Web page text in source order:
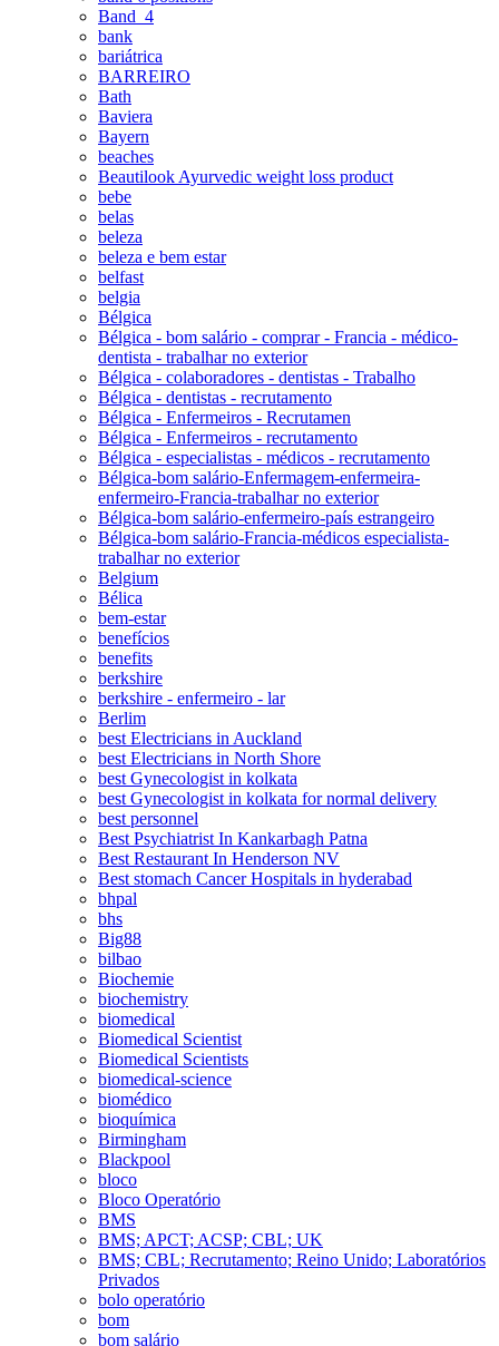
Band_4
bank
bariátrica
BARREIRO
Bath
Baviera
Bayern
beaches
Beautilook Ayurvedic weight loss product
bebe
belas
beleza
beleza e bem estar
belfast
belgia
Bélgica
Bélgica - bom salário - comprar - Francia - médico-
dentista - trabalhar no exterior
Bélgica - colaboradores - dentistas - Trabalho
Bélgica - dentistas - recrutamento
Bélgica - Enfermeiros - Recrutamen
Bélgica - Enfermeiros - recrutamento
Bélgica - especialistas - médicos - recrutamento
Bélgica-bom salário-Enfermagem-enfermeira-
enfermeiro-Francia-trabalhar no exterior
Bélgica-bom salário-enfermeiro-país estrangeiro
Bélgica-bom salário-Francia-médicos especialista-
trabalhar no exterior
Belgium
Bélica
bem-estar
benefícios
benefits
berkshire
berkshire - enfermeiro - lar
Berlim
best Electricians in Auckland
best Electricians in North Shore
best Gynecologist in kolkata
best Gynecologist in kolkata for normal delivery
best personnel
Best Psychiatrist In Kankarbagh Patna
Best Restaurant In Henderson NV
Best stomach Cancer Hospitals in hyderabad
bhpal
bhs
Big88
bilbao
Biochemie
biochemistry
biomedical
Biomedical Scientist
Biomedical Scientists
biomedical-science
biomédico
bioquímica
Birmingham
Blackpool
bloco
Bloco Operatório
BMS
BMS; APCT; ACSP; CBL; UK
BMS; CBL; Recrutamento; Reino Unido; Laboratórios
Privados
bolo operatório
bom
bom salário